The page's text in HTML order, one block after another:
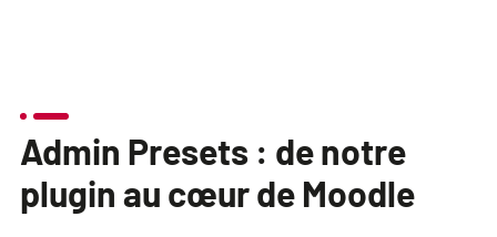
Admin Presets : de notre
plugin au cœur de Moodle